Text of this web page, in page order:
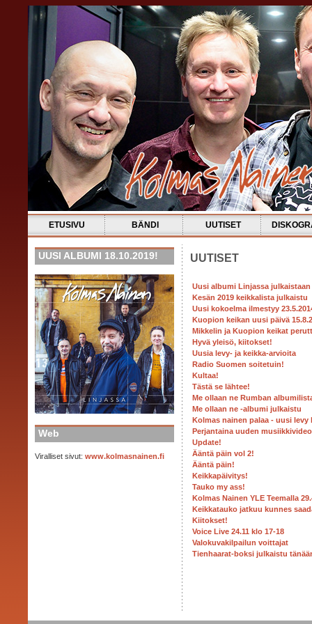
ETUSIVU BÄNDI UUTISET
UUSI ALBUMI 18.10.2019!
Web
Viralliset sivut: www.kolmasnainen.fi
UUTISET
Uusi albumi Linjassa julkaistaan
Kesän 2019 keikkalista julkaistu
Uusi kokoelma ilmestyy
Kuopion keikan uusi päivä
Mikkelin ja Kuopion keikat
Hyvä yleisö, kiitokset!
Uusia levy- ja keikka-arvioita
Radio Suomen soitetuin!
Kultaa!
Tästä se lähtee!
Me ollaan ne Rumban
Me ollaan ne -albumi julkaistu
Kolmas nainen palaa - uusi levy
Perjantaina uuden
Update!
Ääntä päin vol 2!
Ääntä päin!
Keikkapäivitys!
Tauko my ass!
Kolmas Nainen YLE Teemalla
Keikkatauko jatkuu kunnes
Kiitokset!
Voice Live 24.11 klo 17-18
Valokuvakilpailun voittajat
Tienhaarat-boksi julkaistu